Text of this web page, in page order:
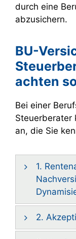
durch eine
abzusichern.
BU-
achten
Bei einer
Steuerberater
an, die Sie
1.
Die2.